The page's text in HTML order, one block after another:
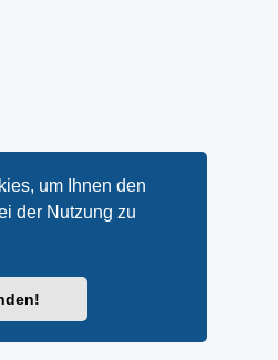
um Ihnen den
der Nutzung zu